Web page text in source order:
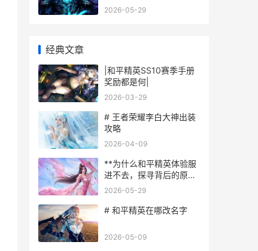
与门径**
2026-05-29
经典文章
|和平精英SS10赛季手册
奖励都是何|
2026-03-29
# 王者荣耀李白大神出装
攻略
2026-04-09
**为什么和平精英体验服
进不去，探寻背后的原因
与门径**
2026-05-29
# 和平精英在哪改名字
2026-05-09